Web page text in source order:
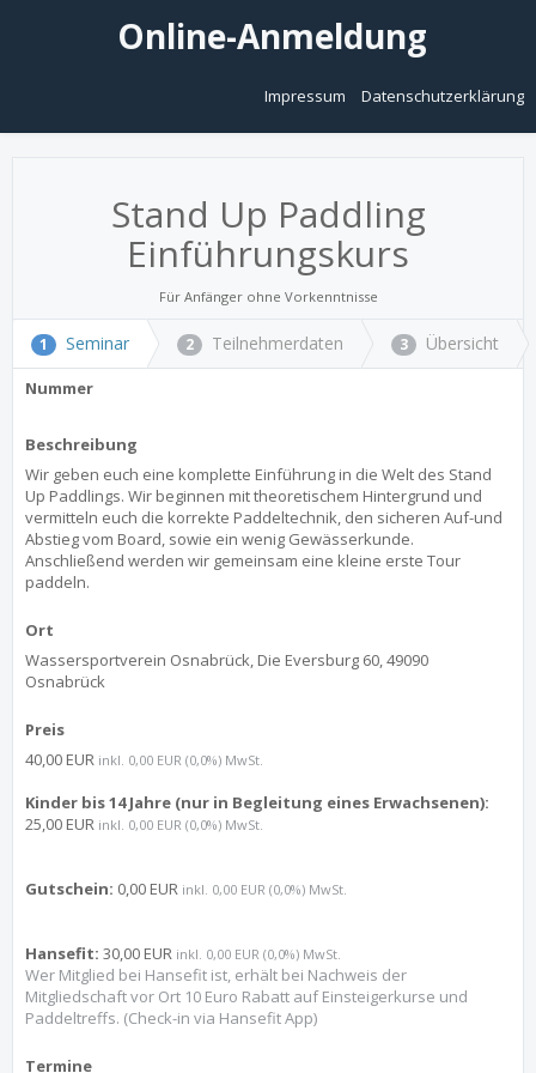
Online-Anmeldung
Impressum Datenschutzerklärung
Stand Up Paddling
Einführungskurs
Für Anfänger ohne Vorkenntnisse
1 Seminar 2 Teilnehmerdaten 3 Übersicht
Nummer
Beschreibung
Wir geben euch eine komplette Einführung in die Welt des Stand
Up Paddlings. Wir beginnen mit theoretischem Hintergrund und
vermitteln euch die korrekte Paddeltechnik, den sicheren Auf-und
Abstieg vom Board, sowie ein wenig Gewässerkunde.
Anschließend werden wir gemeinsam eine kleine erste Tour
paddeln.
Ort
Wassersportverein Osnabrück, Die Eversburg 60, 49090
Osnabrück
Preis
40,00 EUR inkl. 0,00 EUR (0,0%) MwSt.
Kinder bis 14 Jahre (nur in Begleitung eines Erwachsenen):
25,00 EUR inkl. 0,00 EUR (0,0%) MwSt.
Gutschein: 0,00 EUR inkl. 0,00 EUR (0,0%) MwSt.
Hansefit: 30,00 EUR inkl. 0,00 EUR (0,0%) MwSt.
Wer Mitglied bei Hansefit ist, erhält bei Nachweis der
Mitgliedschaft vor Ort 10 Euro Rabatt auf Einsteigerkurse und
Paddeltreffs. (Check-in via Hansefit App)
Termine